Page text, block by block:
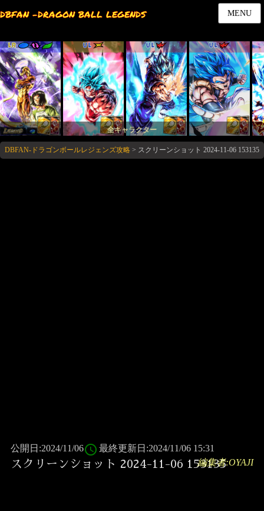
DBFAN -DRAGON BALL LEGENDS MENU
LR UL UL UL
全キャラクター
DBFAN-ドラゴンボールレジェンズ攻略 > スクリーンショット 2024-11-06 153135
公開日:2024/11/06access_time 最終更新日:2024/11/06 15:31
スクリーンショット 2024-11-06 153135
編集者:OYAJI